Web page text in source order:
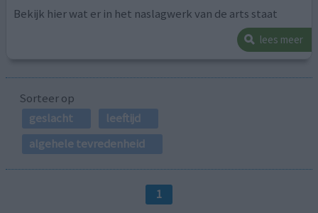
Bekijk hier wat er in het naslagwerk van de arts staat
lees meer
Sorteer op
geslacht
leeftijd
algehele tevredenheid
1